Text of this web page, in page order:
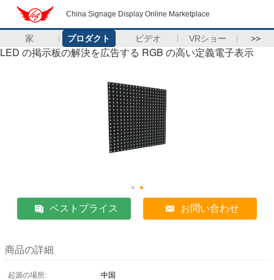
China Signage Display Online Marketplace
家 プロダクト ビデオ VRショー >>
LED の掲示板の解決を広告する RGB の高い定義電子表示
ベストプライス お問い合わせ
商品の詳細
起源の場所:
中国